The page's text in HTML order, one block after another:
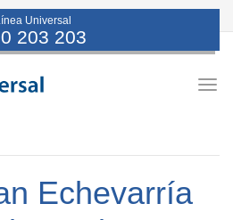
Universal
203 203
Echevarría